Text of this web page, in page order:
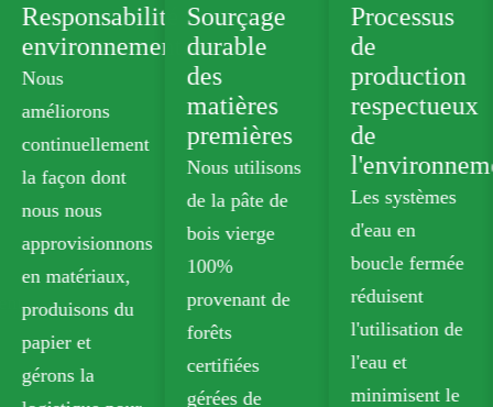
Sourçage
durable
des
matières
premières
Nous utilisons
bois vierge
provenant de
forêts
certifiées
gérées de
Processus
de
production
respectueux
de
l'environnement
Les systèmes
d'eau en
boucle fermée
réduisent
l'utilisation de
l'eau et
minimisent le
Portefeuille
de produits
verts
Nous
proposons des
cartons de
qualité
alimentaire
sans plastique
qui répondent
aux normes de
sécurité pour